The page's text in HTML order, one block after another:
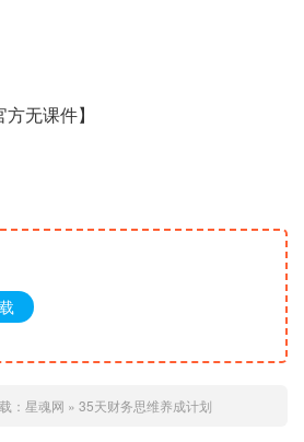
无课件】
： 星魂网 » 35天财务思维养成计划